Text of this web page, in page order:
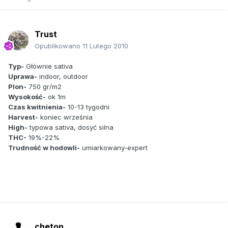
Trust
Opublikowano 11 Lutego 2010
Typ- Głównie sativa
Uprawa- indoor, outdoor
Plon- 750 gr/m2
Wysokość- ok 1m
Czas kwitnienia- 10-13 tygodni
Harvest- koniec września
High- typowa sativa, dosyć silna
THC- 19%-22%
Trudność w hodowli- umiarkowany-expert